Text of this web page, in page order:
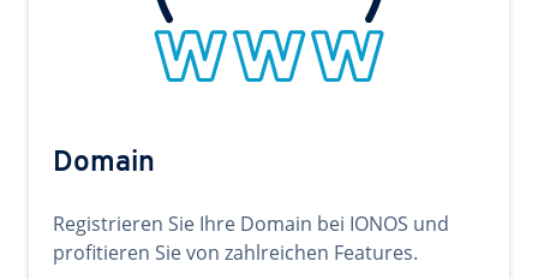
Domain
Registrieren Sie Ihre Domain bei IONOS und
profitieren Sie von zahlreichen Features.